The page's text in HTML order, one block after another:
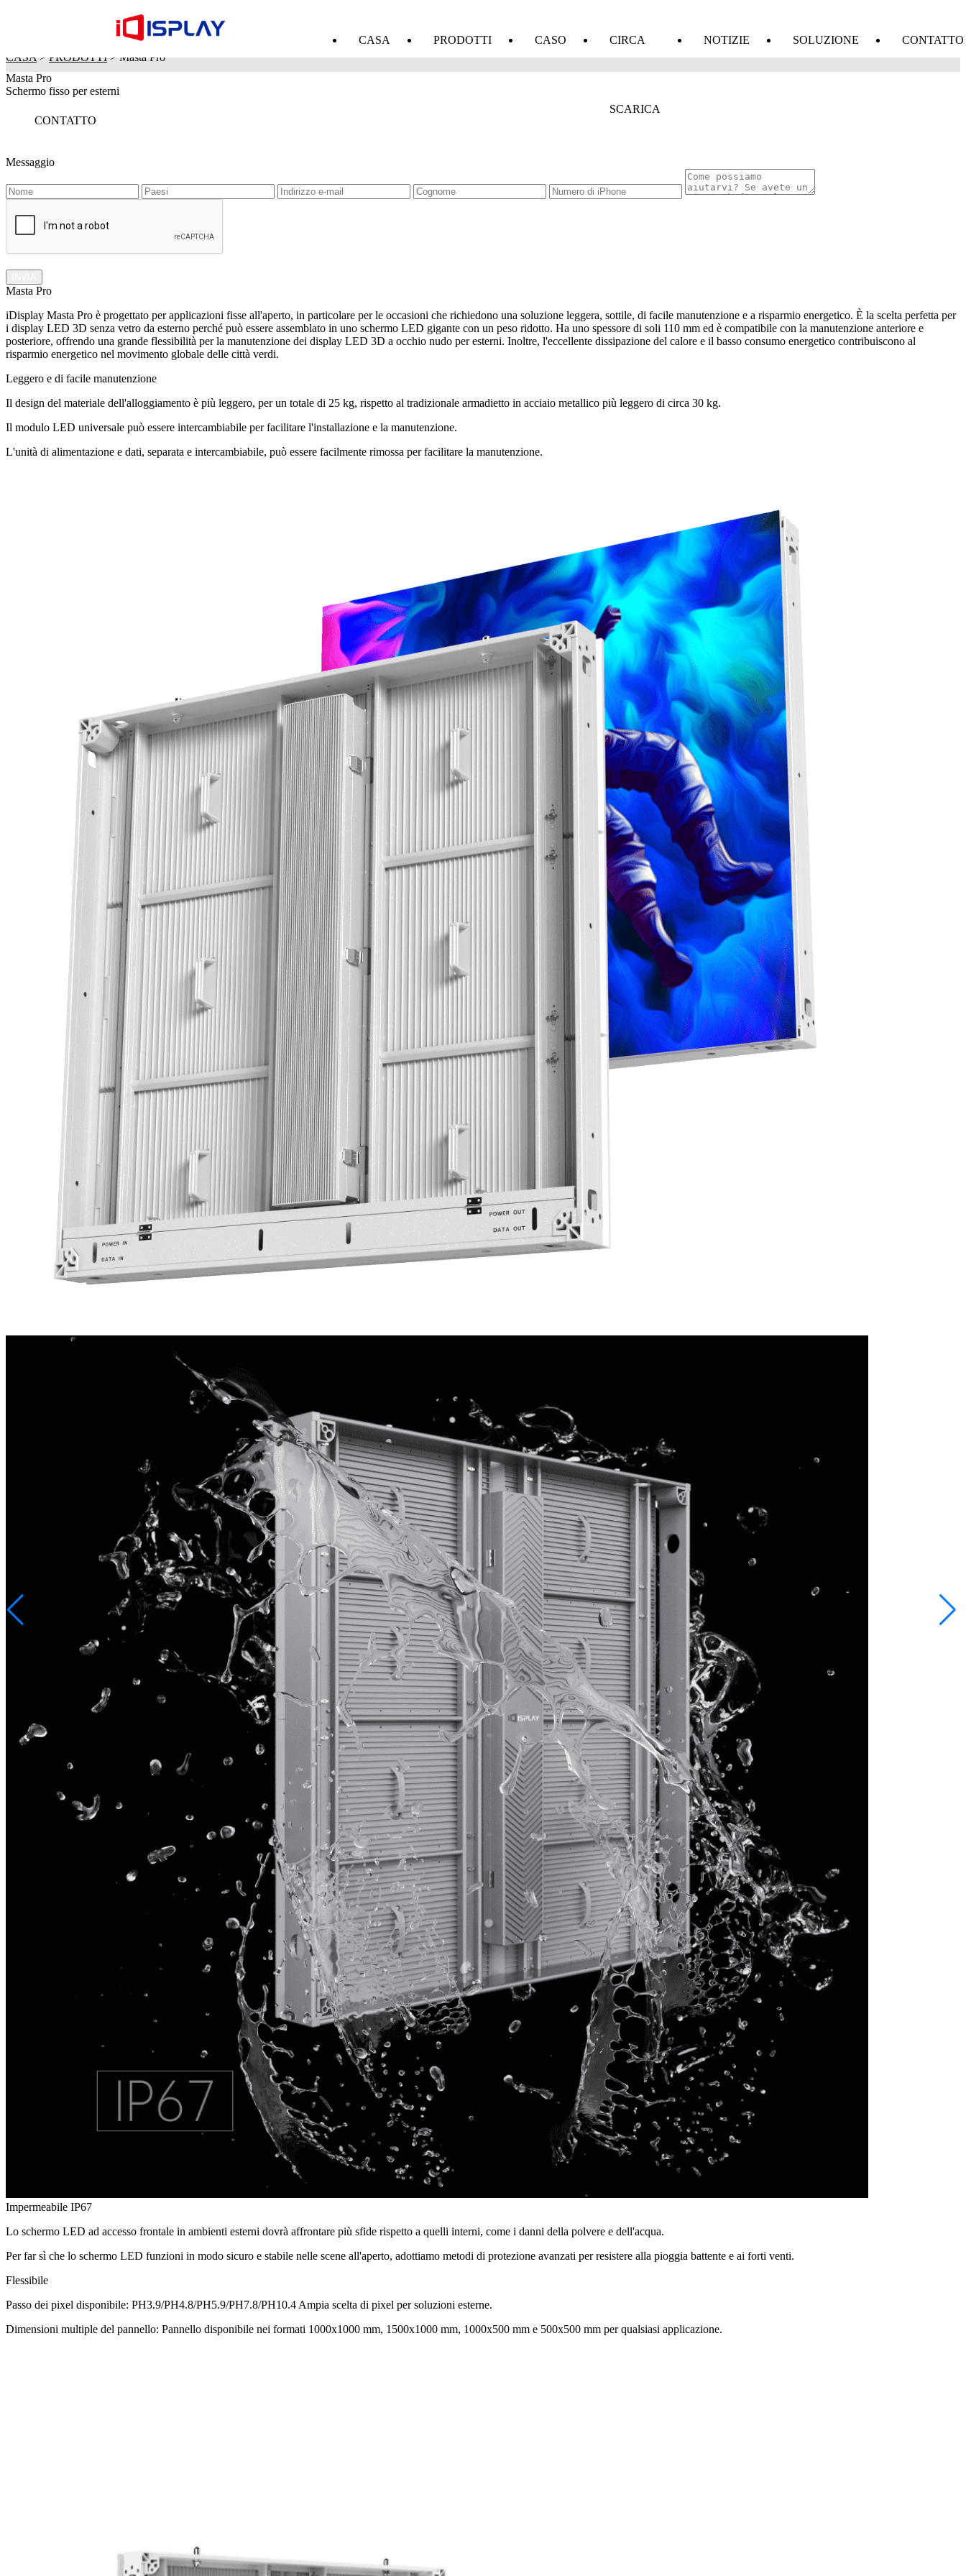
CASA PRODOTTI CASO CIRCA
SCARICA
NOTIZIE SOLUZIONE
CONTATTO
CASA>PRODOTTI> Masta Pro
Masta Pro
Schermo fisso per esterni
CONTATTO
Messaggio
Masta Pro
iDisplay Masta Pro è progettato per applicazioni fisse all'aperto, in particolare per le occasioni che richiedono una soluzione leggera, sottile, di facile manutenzione e a risparmio energetico. È la scelta perfetta per
i display LED 3D senza vetro da esterno perché può essere assemblato in uno schermo LED gigante con un peso ridotto. Ha uno spessore di soli 110 mm ed è compatibile con la manutenzione anteriore e
posteriore, offrendo una grande flessibilità per la manutenzione dei display LED 3D a occhio nudo per esterni. Inoltre, l'eccellente dissipazione del calore e il basso consumo energetico contribuiscono al
risparmio energetico nel movimento globale delle città verdi.
Leggero e di facile manutenzione
Il design del materiale dell'alloggiamento è più leggero, per un totale di 25 kg, rispetto al tradizionale armadietto in acciaio metallico più leggero di circa 30 kg.
Il modulo LED universale può essere intercambiabile per facilitare l'installazione e la manutenzione.
L'unità di alimentazione e dati, separata e intercambiabile, può essere facilmente rimossa per facilitare la manutenzione.
Impermeabile IP67
Lo schermo LED ad accesso frontale in ambienti esterni dovrà affrontare più sfide rispetto a quelli interni, come i danni della polvere e dell'acqua.
Per far sì che lo schermo LED funzioni in modo sicuro e stabile nelle scene all'aperto, adottiamo metodi di protezione avanzati per resistere alla pioggia battente e ai forti venti.
Flessibile
Passo dei pixel disponibile: PH3.9/PH4.8/PH5.9/PH7.8/PH10.4 Ampia scelta di pixel per soluzioni esterne.
Dimensioni multiple del pannello: Pannello disponibile nei formati 1000x1000 mm, 1500x1000 mm, 1000x500 mm e 500x500 mm per qualsiasi applicazione.